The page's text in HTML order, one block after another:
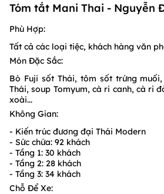
Tóm tắt Mani Thai - Nguyễn
Phù Hợp:
Tất cả các loại tiệc, khách hàng văn
Món Đặc Sắc:
Bò Fuji sốt Thái, tôm sốt trứng
Thái, soup Tomyum, cà ri canh, cà ri
xoài...
Không Gian:
- Kiến trúc đương đại Thái Modern
- Sức chứa: 92 khách
- Tầng 1: 30 khách
- Tầng 2: 28 khách
- Tầng 3: 34 khách
Chỗ Để Xe: